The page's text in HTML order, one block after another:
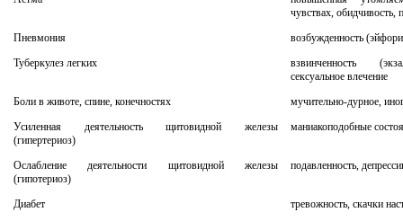
чувствах, обидчивость,
Пневмония
возбужденность
Туберкулез легких
взвинченность
сексуальное влечение
Боли в животе, спине, конечностях
мучительно-дурное,
Усиленная деятельность щитовидной железы
(гипертериоз)
маниакоподобные
Ослабление деятельности щитовидной железы
(гипотериоз)
подавленность,
Диабет
тревожность, скачки